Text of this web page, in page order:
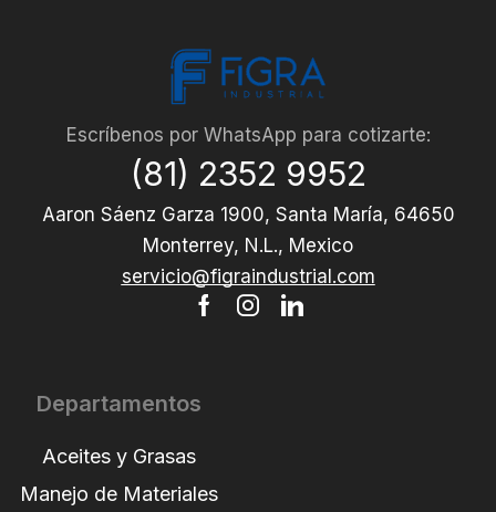
Escríbenos por WhatsApp para cotizarte:
(81) 2352 9952
Aaron Sáenz Garza 1900, Santa María, 64650
Monterrey, N.L., Mexico
servicio@figraindustrial.com
Departamentos
Aceites y Grasas
Manejo de Materiales